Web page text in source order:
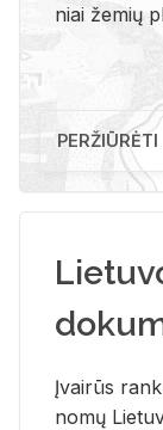
niai že­mių
PERŽIŪRĖTI
Įvai­rūs
no­mų